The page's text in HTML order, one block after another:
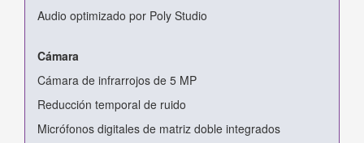
Audio optimizado por Poly Studio
Cámara
Cámara de infrarrojos de 5 MP
Reducción temporal de ruido
Micrófonos digitales de matriz doble integrados